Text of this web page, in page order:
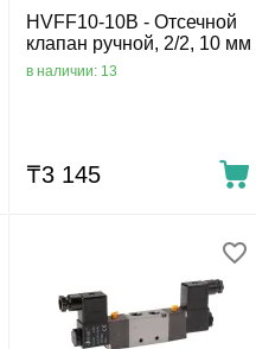
HVFF10-10B - Отсечной
клапан ручной, 2/2, 10 мм
в наличии: 13
₸3 145